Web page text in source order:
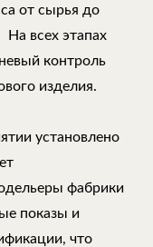
от сырья до
На всех этапах
контроль
изделия.
установлено
фабрики
показы и
что